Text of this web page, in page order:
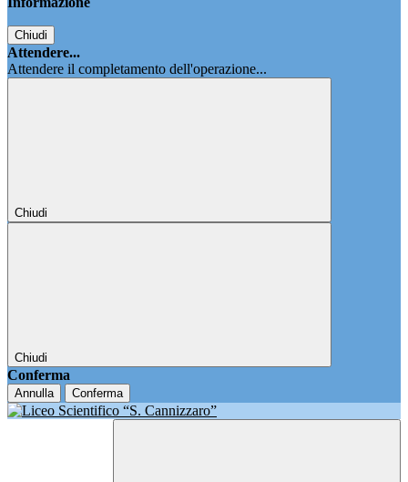
Chiudi
Attendere...
Attendere il completamento dell'operazione...
Chiudi
Chiudi
Conferma
Annulla Conferma